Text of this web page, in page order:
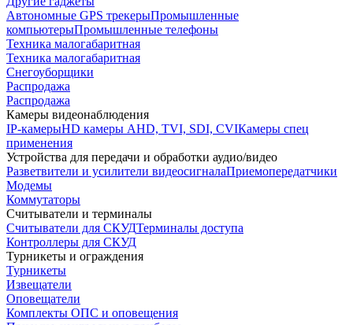
Автономные GPS трекерыПромышленные
компьютерыПромышленные телефоны
Техника малогабаритная
Техника малогабаритная
Снегоуборщики
Распродажа
Распродажа
Камеры видеонаблюдения
IP-камерыHD камеры AHD, TVI, SDI, CVIКамеры спец
применения
Устройства для передачи и обработки аудио/видео
Разветвители и усилители видеосигналаПриемопередатчики
Модемы
Коммутаторы
Считыватели и терминалы
Считыватели для СКУДТерминалы доступа
Контроллеры для СКУД
Турникеты и ограждения
Турникеты
Извещатели
Оповещатели
Комплекты ОПС и оповещения